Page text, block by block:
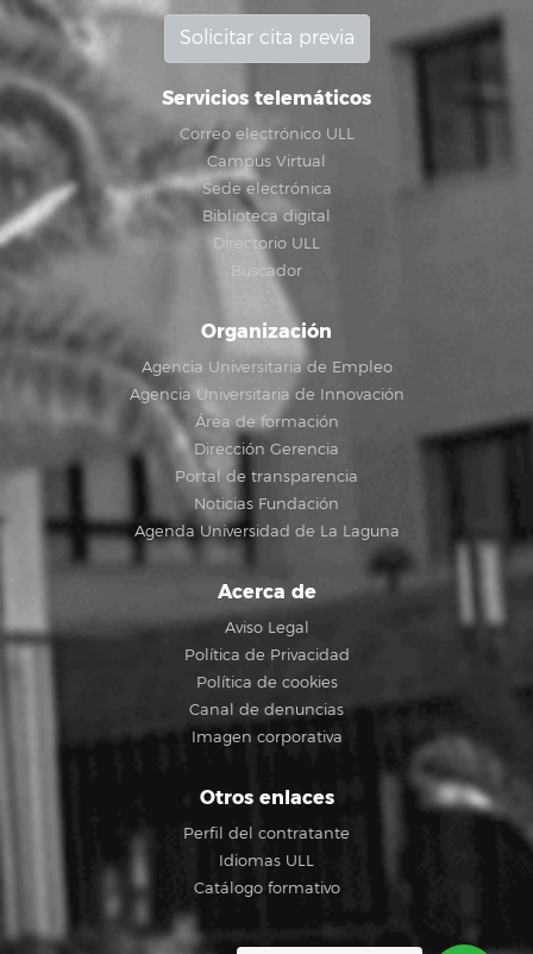
Solicitar cita previa
Servicios telemáticos
Correo electrónico ULL
Campus Virtual
Sede electrónica
Biblioteca digital
Directorio ULL
Buscador
Organización
Agencia Universitaria de Empleo
Agencia Universitaria de Innovación
Área de formación
Dirección Gerencia
Portal de transparencia
Noticias Fundación
Agenda Universidad de La Laguna
Acerca de
Aviso Legal
Política de Privacidad
Política de cookies
Canal de denuncias
Imagen corporativa
Otros enlaces
Perfil del contratante
Idiomas ULL
Catálogo formativo